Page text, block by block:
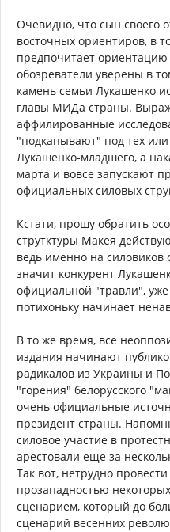
Очевидно, что сын своего
восточных ориентиров, в
предпочитает ориентацию
обозреватели уверены в
камень семьи Лукашенко
главы МИДа страны.
аффилированные
"подкапывают" под тех
Лукашенко-младшего, а
марта и вовсе запускают
официальных силовых
Кстати, прошу обратить
струтктуры Макея
ведь именно на силовиков
значит конкурент
официальной "травли",
потихоньку начинает
В то же время, все
издания начинают
радикалов из Украины и
"горения" белорусского
очень официальные
президент страны.
силовое участие в
арестовали еще за
Так вот, нетрудно
прозападностью
сценарием, который до
сценарий весенних